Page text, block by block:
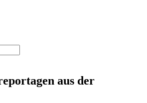
aus der